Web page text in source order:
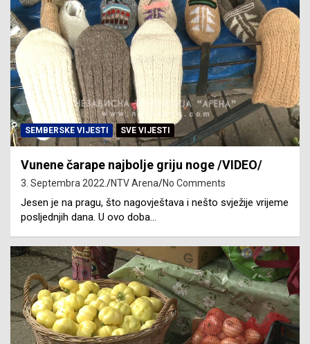
SEMBERSKE VIJESTI SVE VIJESTI
Vunene čarape najbolje griju noge /VIDEO/
3. Septembra 2022. NTV Arena No Comments
Jesen je na pragu, što nagovještava i nešto svježije vrijeme
posljednjih dana. U ovo doba…